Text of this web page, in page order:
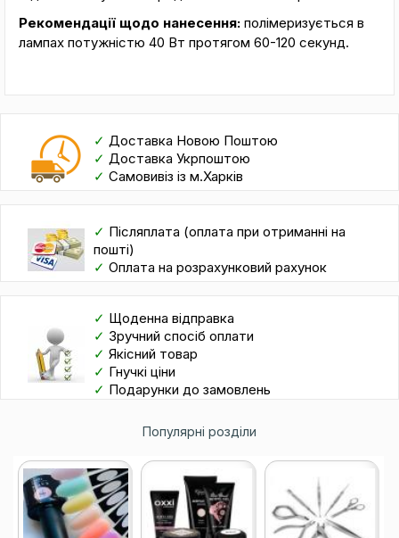
Рекомендації щодо нанесення: полімеризується в
лампах потужністю 40 Вт протягом 60-120 секунд.
✓ Доставка Новою Поштою
✓ Доставка Укрпоштою
✓ Самовивіз із м.Харків
✓ Післяплата (оплата при отриманні на
пошті)
✓ Оплата на розрахунковий рахунок
✓ Щоденна відправка
✓ Зручний спосіб оплати
✓ Якісний товар
✓ Гнучкі ціни
✓ Подарунки до замовлень
Популярні розділи